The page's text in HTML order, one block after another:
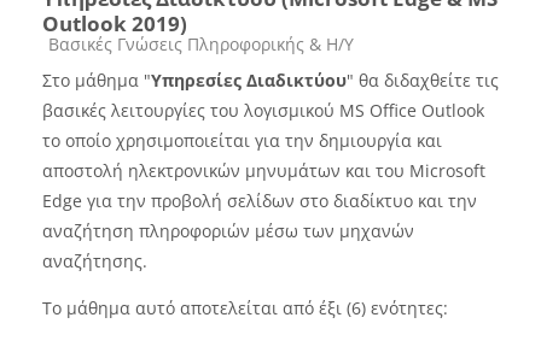
Outlook 2019)
Course category
Βασικές Γνώσεις Πληροφορικής & Η/Υ
Στο μάθημα "Υπηρεσίες Διαδικτύου" θα διδαχθείτε τις
βασικές λειτουργίες του λογισμικού MS Office Outlook
το οποίο χρησιμοποιείται για την δημιουργία και
αποστολή ηλεκτρονικών μηνυμάτων και του Microsoft
Edge για την προβολή σελίδων στο διαδίκτυο και την
αναζήτηση πληροφοριών μέσω των μηχανών
αναζήτησης.
Το μάθημα αυτό αποτελείται από έξι (6) ενότητες: